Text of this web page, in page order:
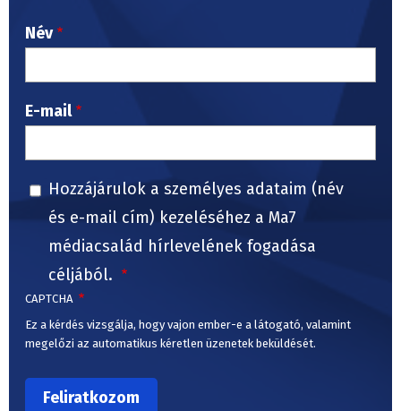
Név
E-mail
Hozzájárulok a személyes adataim (név
és e-mail cím) kezeléséhez a Ma7
médiacsalád hírlevelének fogadása
céljából.
CAPTCHA
Ez a kérdés vizsgálja, hogy vajon ember-e a látogató, valamint
megelőzi az automatikus kéretlen üzenetek beküldését.